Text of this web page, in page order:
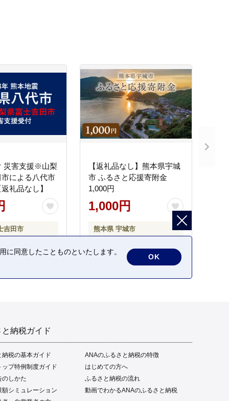
災害支援※山梨
による八代市
礼品なし】
吉田市
【返礼品なし】熊本県宇城
市 ふるさと応援寄附金
1,000円
1,000円
熊本県 宇城市
納税ガイド
納税の基本ガイド
ANAのふるさと納税の特徴
ップ特例制度ガイド
はじめての方へ
のしかた
ふるさと納税の流れ
額シミュレーション
動画でわかるANAのふるさと納税
同意したことものといたします。
OK